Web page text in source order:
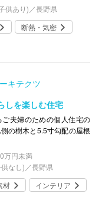
供あり)／長野県
断熱・気密
キテクツ
しを楽しむ住宅
夫婦のための個人住宅の
の樹木と5.5寸勾配の屋根
万円未満
なし)／長野県
材
インテリア